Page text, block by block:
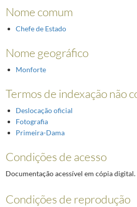
Nome comum
Chefe de Estado
Nome geográfico
Monforte
Termos de indexação não
Deslocação oficial
Fotografia
Primeira-Dama
Condições de acesso
Documentação acessível em cópia digital.
Condições de reprodução